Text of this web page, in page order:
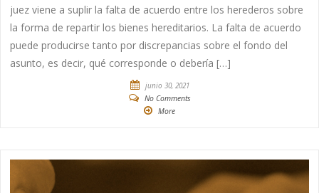
juez viene a suplir la falta de acuerdo entre los herederos sobre
la forma de repartir los bienes hereditarios. La falta de acuerdo
puede producirse tanto por discrepancias sobre el fondo del
asunto, es decir, qué corresponde o debería […]
junio 30, 2021
No Comments
More